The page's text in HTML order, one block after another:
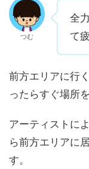
つむ
全
て
前方エリアに行
ったらすぐ場所
アーティストに
ら前方エリアに
す。